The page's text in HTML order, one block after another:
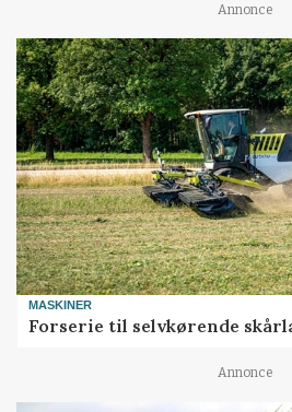
Annonce
MASKINER
Forserie til selvkørende
Annonce